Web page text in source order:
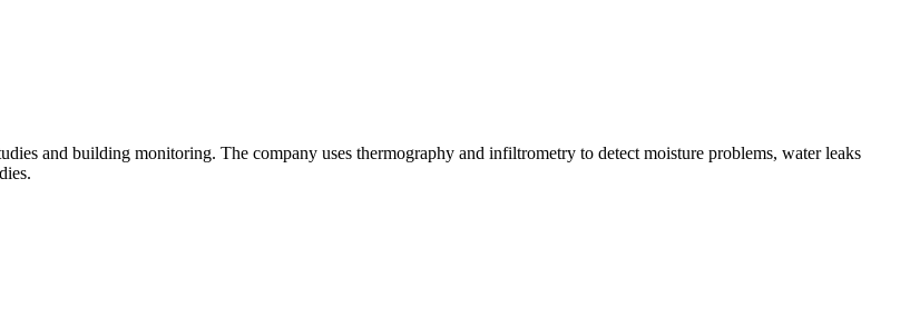
and building monitoring. The company uses thermography and infiltrometry to detect moisture problems, water leaks